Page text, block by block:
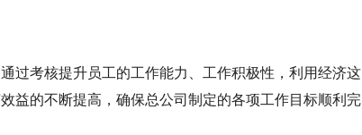
过考核提升员工的工作能力、工作积极性，利用经济这
益的不断提高，确保总公司制定的各项工作目标顺利完